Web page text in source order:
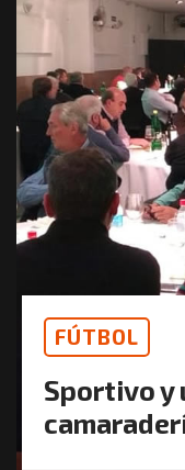
FÚTBOL
Sportivo y